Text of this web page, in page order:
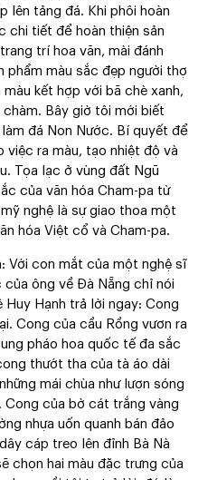
lên tảng đá. Khi phôi hoàn
chi tiết để hoàn thiện sản
trí hoa văn, mài đánh
phẩm màu sắc đẹp người thợ
kết hợp với bã chè xanh,
chàm. Bây giờ tôi mới biết
đá Non Nước. Bí quyết để
việc ra màu, tạo nhiệt độ và
Tọa lạc ở vùng đất Ngũ
của văn hóa Cham-pa từ
nghệ là sự giao thoa một
hóa Việt cổ và Cham-pa.
Với con mắt của một nghệ sĩ
của ông về Đà Nẵng chỉ nói
Hạnh trả lời ngay: Cong
Cong của cầu Rồng vươn ra
pháo hoa quốc tế đa sắc
thướt tha của tà áo dài
mái chùa như lượn sóng
Cong của bờ cát trắng vàng
nhựa uốn quanh bán đảo
cáp treo lên đỉnh Bà Nà
chọn hai màu đặc trưng của